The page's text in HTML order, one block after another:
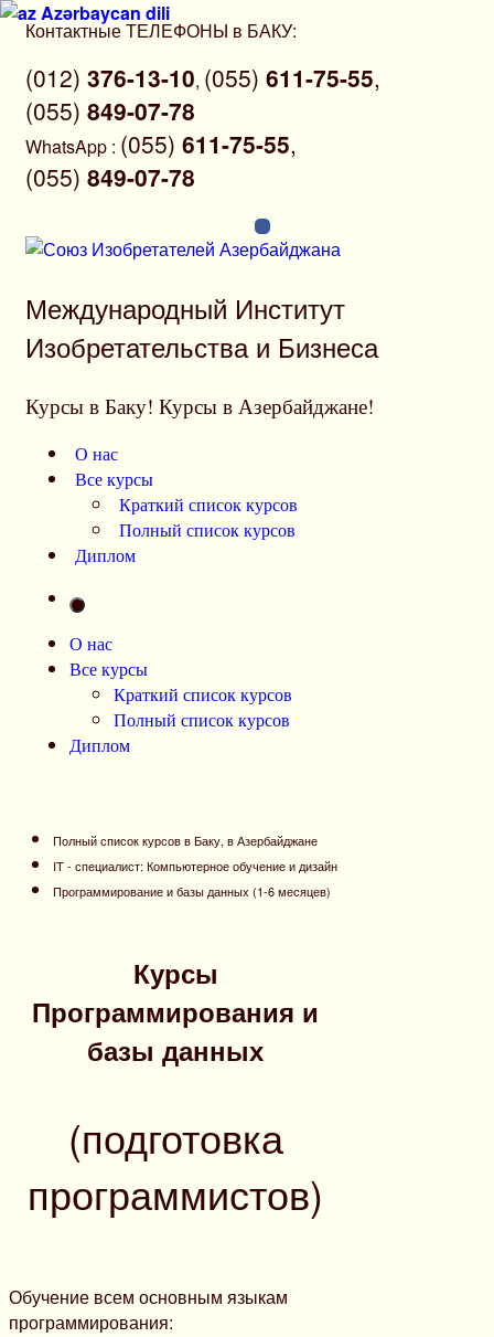
Перейти
содержимому
Контактные ТЕЛЕФОНЫ в БАКУ:
(012) 376-13-10, (055) 611-75-55,
(055) 849-07-78
WhatsApp : (055) 611-75-55,
(055) 849-07-78
Azərbaycan dili
Международный Институт
Изобретательства и Бизнеса
Курсы в Баку! Курсы в Азербайджане!
О нас
Все курсы
Краткий список курсов
Полный список курсов
Диплом
О нас
Все курсы
Краткий список курсов
Полный список курсов
Диплом
Полный список курсов в Баку, в Азербайджане
IT - специалист: Компьютерное обучение и дизайн
Программирование и базы данных (1-6 месяцев)
Курсы
Программирования и
базы данных
(подготовка
программистов)
Обучение всем основным языкам
программирования: